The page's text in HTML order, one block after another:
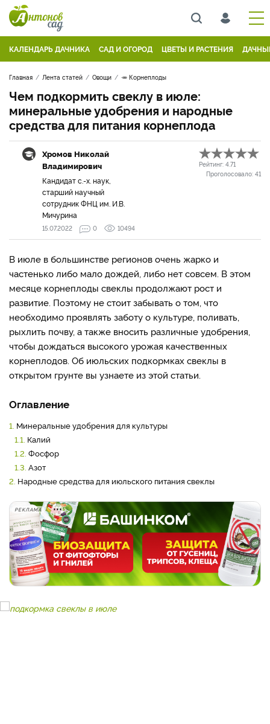
КАЛЕНДАРЬ ДАЧНИКА САД И ОГОРОД ЦВЕТЫ И РАСТЕНИЯ
Главная Лента статей Овощи 🥕 Корнеплоды
Чем подкормить свеклу в июле:
минеральные удобрения и народные
средства для питания корнеплода
Хромов Николай
Владимирович
Кандидат с.-х. наук,
старший научный
сотрудник ФНЦ им. И.В.
Мичурина
Рейтинг: 4.71
Проголосовало: 41
15.07.2022 0 10494
В июле в большинстве регионов очень жарко и
частенько либо мало дождей, либо нет совсем. В этом
месяце корнеплоды свеклы продолжают рост и
развитие. Поэтому не стоит забывать о том, что
необходимо проявлять заботу о культуре, поливать,
рыхлить почву, а также вносить различные удобрения,
чтобы дождаться высокого урожая качественных
корнеплодов. Об июльских подкормках свеклы в
открытом грунте вы узнаете из этой статьи.
Оглавление
1. Минеральные удобрения для культуры
1.1. Калий
1.2. Фосфор
1.3. Азот
2. Народные средства для июльского питания свеклы
РЕКЛАМА